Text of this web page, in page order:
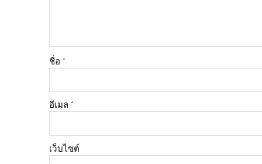
ชื่อ *
อีเมล *
เว็บไซต์